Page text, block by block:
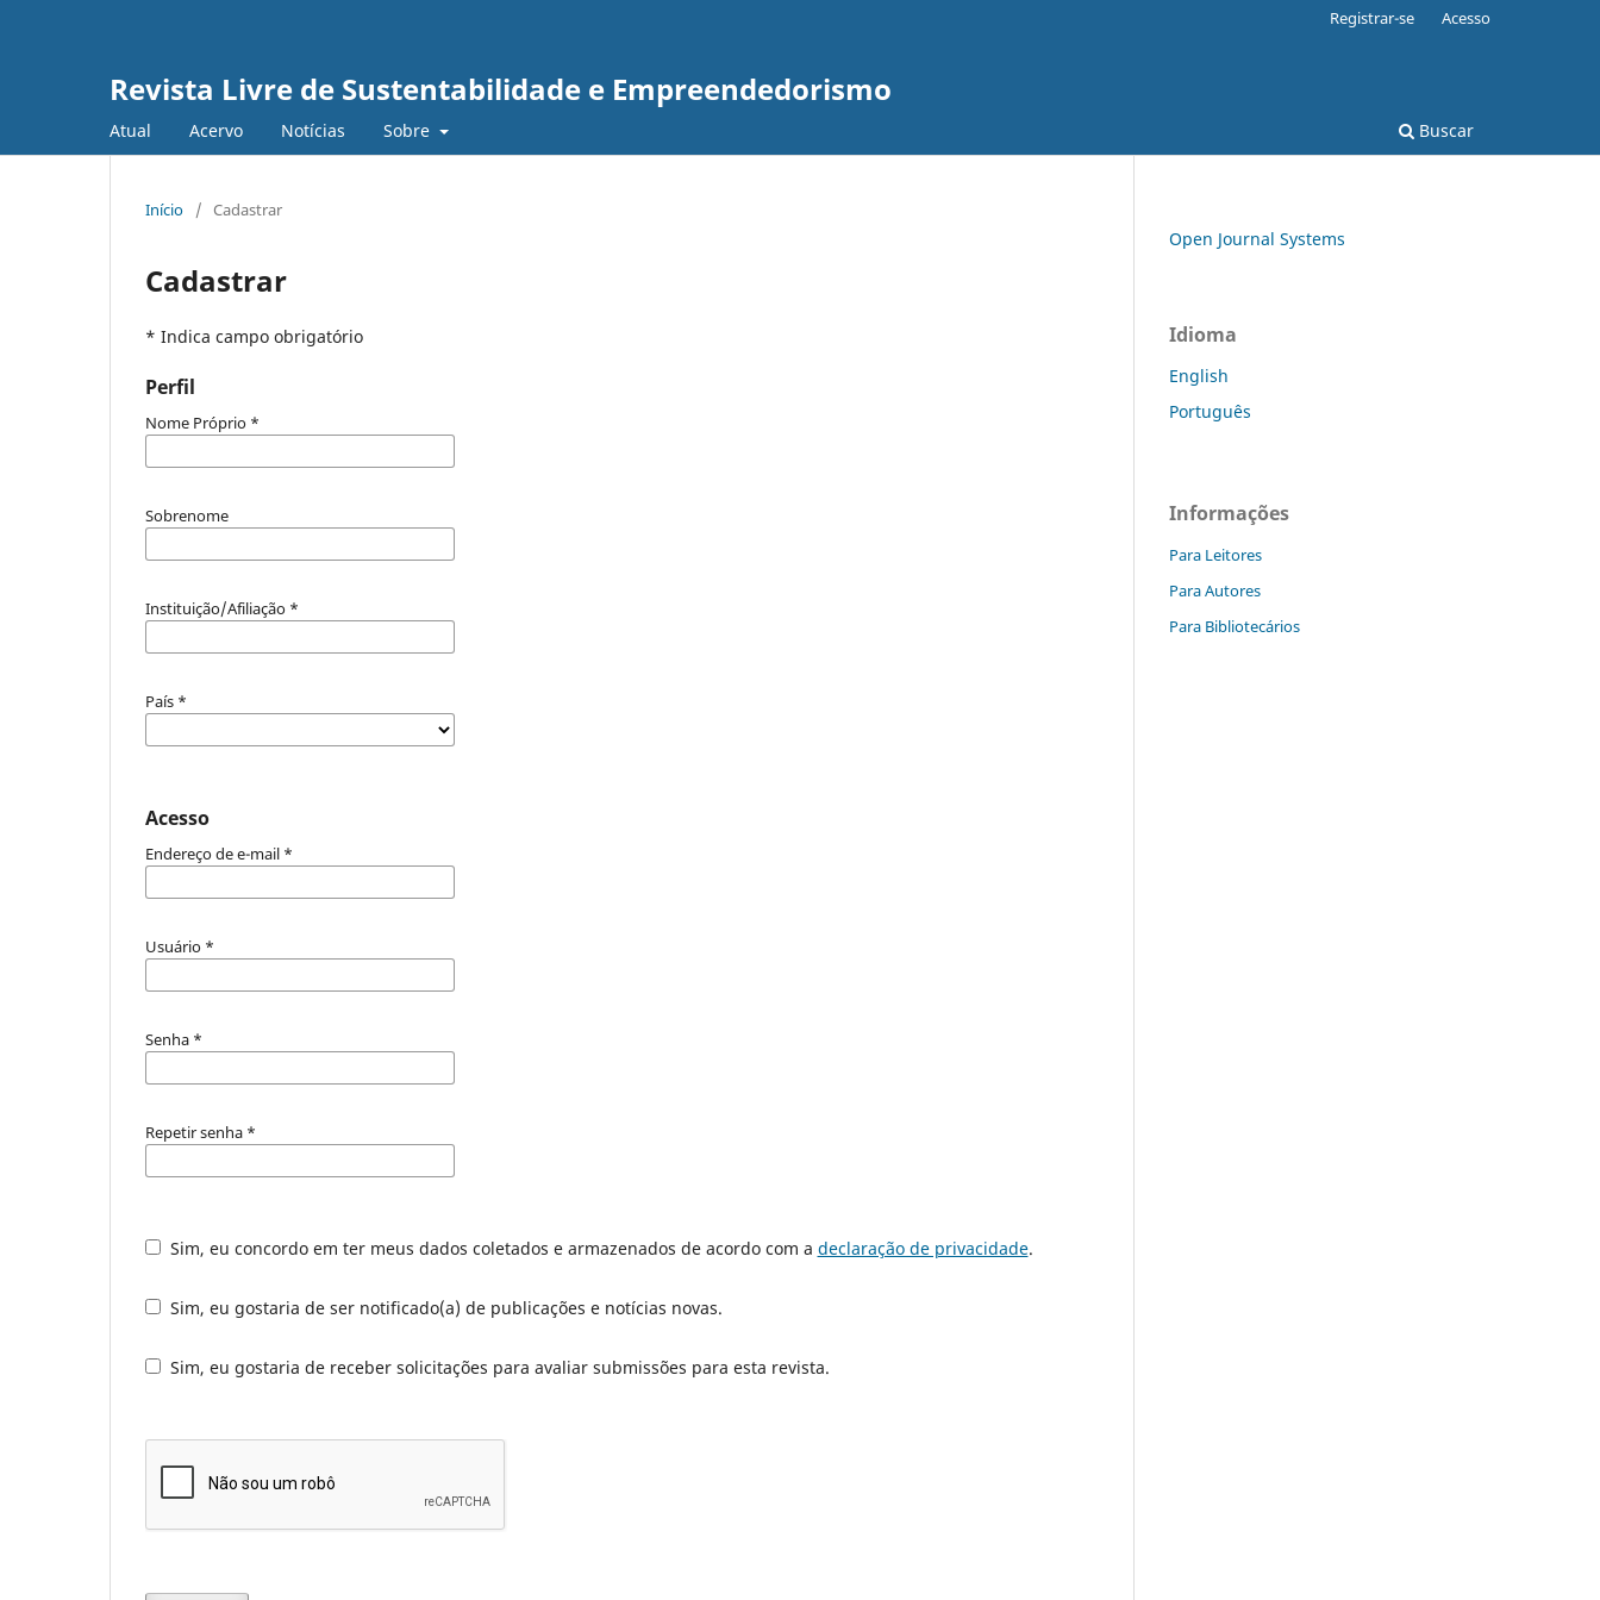
Revista Livre de Sustentabilidade e Empreendedorismo
Atual Acervo Notícias Sobre Buscar
Registrar-se Acesso
Início / Cadastrar
Cadastrar
* Indica campo obrigatório
Perfil
Nome Próprio *
Sobrenome
Instituição/Afiliação *
País *
Acesso
Endereço de e-mail *
Usuário *
Senha *
Repetir senha *
Sim, eu concordo em ter meus dados coletados e armazenados de acordo com a declaração de privacidade.
Sim, eu gostaria de ser notificado(a) de publicações e notícias novas.
Sim, eu gostaria de receber solicitações para avaliar submissões para esta revista.
Open Journal Systems
Idioma
English
Português
Informações
Para Leitores
Para Autores
Para Bibliotecários